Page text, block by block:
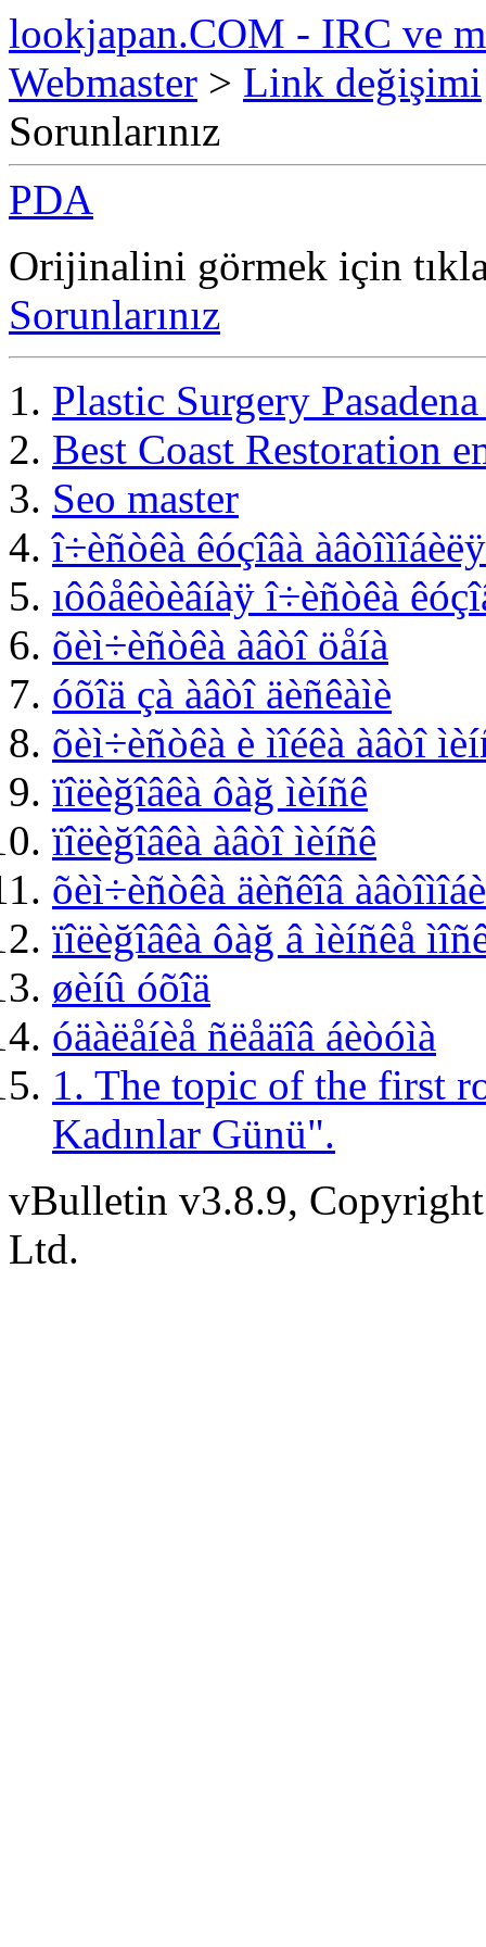
lookjapan.COM - IRC ve
Webmaster > Link değişimi
Sorunlarınız
PDA
Orijinalini görmek için
Sorunlarınız
Plastic Surgery
Best Coast Restoration
Seo master
î÷èñòêà êóçîâà
ıôôåêòèâíàÿ î÷èñòêà
õèì÷èñòêà àâòî öåíà
óõîä çà àâòî äèñêàìè
õèì÷èñòêà è ìîéêà àâòî
ïîëèğîâêà ôàğ ìèíñê
ïîëèğîâêà àâòî ìèíñê
õèì÷èñòêà äèñêîâ
ïîëèğîâêà ôàğ â ìèíñêå
øèíû óõîä
óäàëåíèå ñëåäîâ áèòóìà
1. The topic of the first
Kadınlar Günü".
vBulletin v3.8.9,
Ltd.